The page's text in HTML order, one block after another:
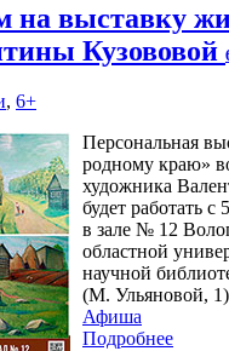
на выставку
Кузововой
, 6+
Персональная
родному краю»
художника
будет работать
в зале № 12
областной
научной
(М. Ульяновой,
Афиша
Подробнее